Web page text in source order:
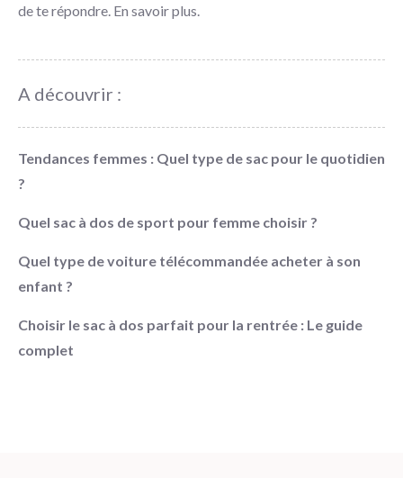
de te répondre. En savoir plus
A découvrir :
Tendances femmes : Quel type de sac pour le quotidien
?
Quel sac à dos de sport pour femme choisir ?
Quel type de voiture télécommandée acheter à son
enfant ?
Choisir le sac à dos parfait pour la rentrée : Le guide
complet